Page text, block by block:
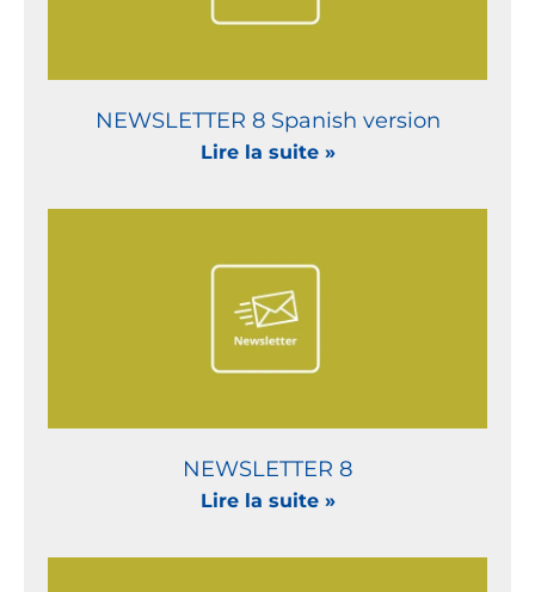
NEWSLETTER 8 Spanish version
Lire la suite »
NEWSLETTER 8
Lire la suite »